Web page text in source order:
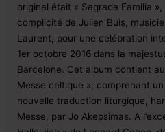
original était « Sagrada Familia
complicité de Julien Buis,
Laurent, pour une célébration
1er octobre 2016 dans la
Barcelone. Cet album contient
Messe celtique », comprenant
nouvelle traduction liturgique,
Messe, par Jo Akepsimas. A